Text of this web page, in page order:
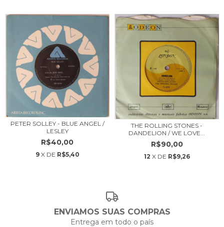
PETER SOLLEY - BLUE ANGEL /
LESLEY
R$40,00
9 X DE R$5,40
THE ROLLING STONES -
DANDELION / WE LOVE...
R$90,00
12 X DE R$9,26
ENVIAMOS SUAS COMPRAS
Entrega em todo o país